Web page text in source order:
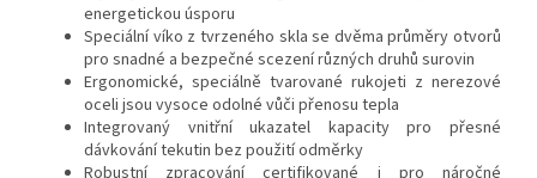
energetickou úsporu
Speciální víko z tvrzeného skla se dvěma průměry otvorů
pro snadné a bezpečné scezení různých druhů surovin
Ergonomické, speciálně tvarované rukojeti z nerezové
oceli jsou vysoce odolné vůči přenosu tepla
Integrovaný vnitřní ukazatel kapacity pro přesné
dávkování tekutin bez použití odměrky
Robustní zpracování certifikované i pro náročné